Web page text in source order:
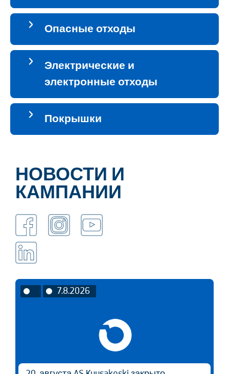
Опасные отходы
Электрические и
электронные отходы
Покрышки
НОВОСТИ И
КАМПАНИИ
7.8.2026